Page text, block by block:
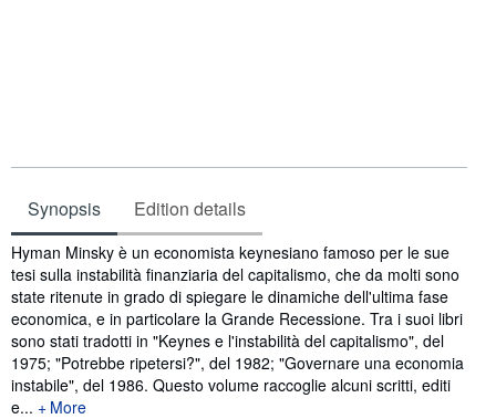
Synopsis Edition details
Synopsis
Hyman Minsky è un economista keynesiano famoso per le sue
tesi sulla instabilità finanziaria del capitalismo, che da molti sono
state ritenute in grado di spiegare le dinamiche dell'ultima fase
economica, e in particolare la Grande Recessione. Tra i suoi libri
sono stati tradotti in "Keynes e l'instabilità del capitalismo", del
1975; "Potrebbe ripetersi?", del 1982; "Governare una economia
instabile", del 1986. Questo volume raccoglie alcuni scritti, editi
e...
More